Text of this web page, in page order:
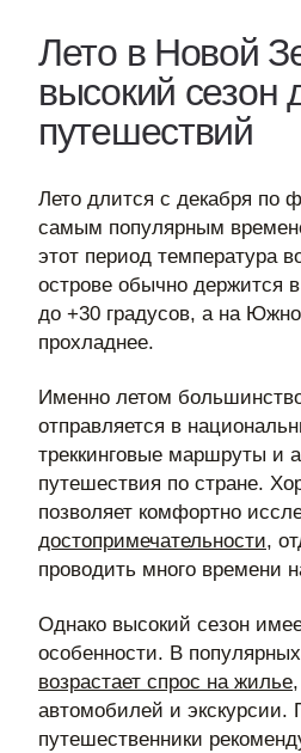
Лето в Новой
высокий сезон
путешествий
Лето длится с декабря по
самым популярным
этот период температура
острове обычно держится
до +30 градусов, а на
прохладнее.
Именно летом
отправляется в
треккинговые маршруты и
путешествия по стране.
позволяет комфортно
достопримечательности,
проводить много времени
Однако высокий сезон
особенности. В
возрастает спрос на жилье
автомобилей и экскурсии.
путешественники